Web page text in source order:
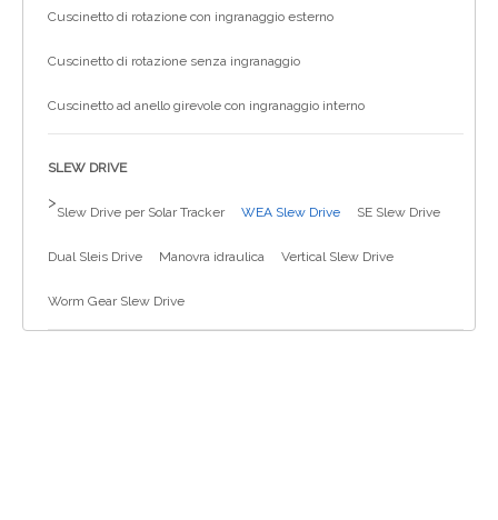
Cuscinetto di rotazione con ingranaggio esterno
Cuscinetto di rotazione senza ingranaggio
Cuscinetto ad anello girevole con ingranaggio interno
SLEW DRIVE
>
Slew Drive per Solar Tracker WEA Slew Drive SE Slew Drive
Dual Sleis Drive Manovra idraulica Vertical Slew Drive
Worm Gear Slew Drive